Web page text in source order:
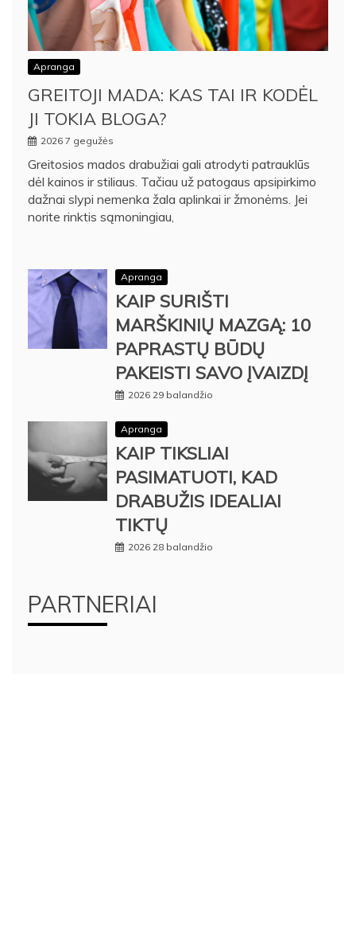
Apranga
GREITOJI MADA: KAS TAI IR KODĖL
JI TOKIA BLOGA?
2026 7 gegužės
Greitosios mados drabužiai gali atrodyti patrauklūs
dėl kainos ir stiliaus. Tačiau už patogaus apsipirkimo
dažnai slypi nemenka žala aplinkai ir žmonėms. Jei
norite rinktis sąmoningiau,
Apranga
KAIP SURIŠTI
MARŠKINIŲ MAZGĄ: 10
PAPRASTŲ BŪDŲ
PAKEISTI SAVO ĮVAIZDĮ
2026 29 balandžio
Apranga
KAIP TIKSLIAI
PASIMATUOTI, KAD
DRABUŽIS IDEALIAI
TIKTŲ
2026 28 balandžio
PARTNERIAI